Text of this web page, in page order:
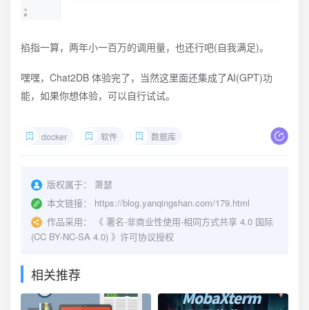
掐指一算，两年小一百万的调用量，也还行吧(自我满足)。
嘿嘿，Chat2DB 体验完了，当然这里面还集成了AI(GPT)功
能，如果你想体验，可以自行试试。
docker 软件 数据库
版权属于：
萧瑟
本文链接：
https://blog.yanqingshan.com/179.html
作品采用：
《 署名-非商业性使用-相同方式共享 4.0 国际
(CC BY-NC-SA 4.0) 》许可协议授权
相关推荐